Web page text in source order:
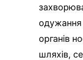
одужання
органів
шляхів,